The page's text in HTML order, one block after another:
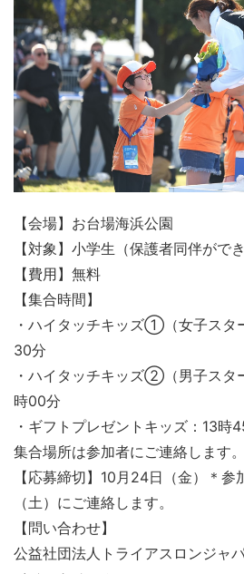
【会場】お台場海浜公園
【対象】小学生（保護者同伴ができ
【費用】無料
【集合時間】
・ハイタッチキッズ①（女子スタ
30分
・ハイタッチキッズ②（男子スタ
時00分
・ギフトプレゼントキッズ：13時
集合場所は参加者にご連絡します。
【応募締切】10月24日（金）＊参
（土）にご連絡します。
【問い合わせ】
公益社団法人トライアスロンジャ